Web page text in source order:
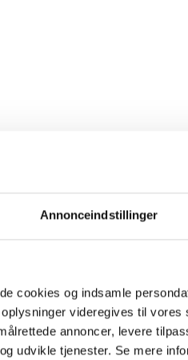
Annonceindstillinger
cookies og indsamle
videregives til vores
annoncer, levere
udvikle tjenester. Se mere